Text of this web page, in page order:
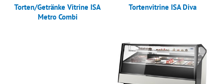
Torten/Getränke Vitrine ISA
Metro Combi
Tortenvitrine ISA Diva